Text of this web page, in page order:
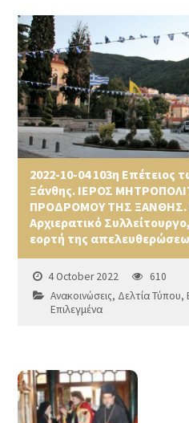
2022-10-04 103η Επέτειος
Ξάνθης. ΙΕΡΟΣ
ΠΡΟΔΡΟΜΟΥ ΤΗΣ ΞΑΝΘΗΣ.
Αρχιερατικό
εορτή της
4 October 2022
610
Ανακοινώσεις, Δελτία Τύπου,
Επιλεγμένα